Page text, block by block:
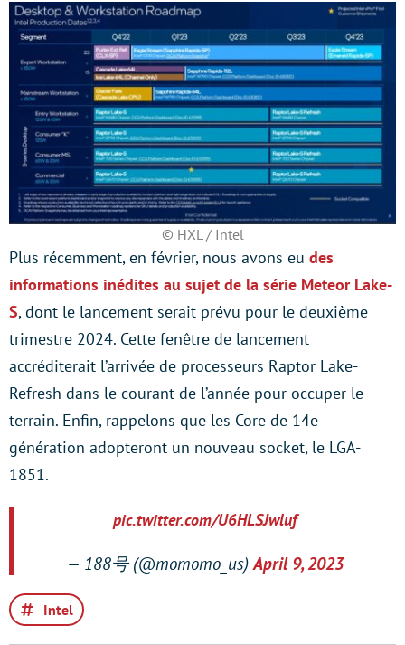
© HXL / Intel
Plus récemment, en février, nous avons eu des
informations inédites au sujet de la série Meteor Lake-
S, dont le lancement serait prévu pour le deuxième
trimestre 2024. Cette fenêtre de lancement
accréditerait l’arrivée de processeurs Raptor Lake-
Refresh dans le courant de l’année pour occuper le
terrain. Enfin, rappelons que les Core de 14e
génération adopteront un nouveau socket, le LGA-
1851.
pic.twitter.com/U6HLSJwluf
— 188号 (@momomo_us)April 9, 2023
Intel